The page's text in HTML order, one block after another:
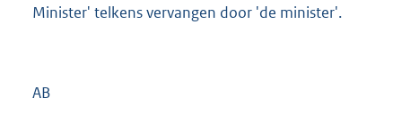
Minister' telkens vervangen door 'de minister'.
AB